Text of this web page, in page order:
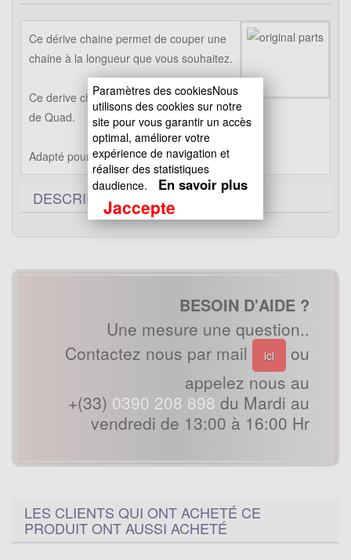
Ce dérive chaine permet de couper une
chaine à la longueur que vous souhaitez.
Ce derive chaine est adapté aux chaines
de Quad.
Adapté pour des chaines de 420, 428 à 520
DESCRIPTIF TECHNIQUE 0
BESOIN D'AIDE ?
Une mesure une question..
Contactez nous par mail
ici
ou
appelez nous au
+(33) 0390 208 898 du Mardi au
vendredi de 13:00 à 16:00 Hr
LES CLIENTS QUI ONT ACHETÉ CE
PRODUIT ONT AUSSI ACHETÉ
Paramètres des cookiesNous
utilisons des cookies sur notre
site pour vous garantir un accès
optimal, améliorer votre
expérience de navigation et
réaliser des statistiques
daudience.
En savoir plus
Jaccepte